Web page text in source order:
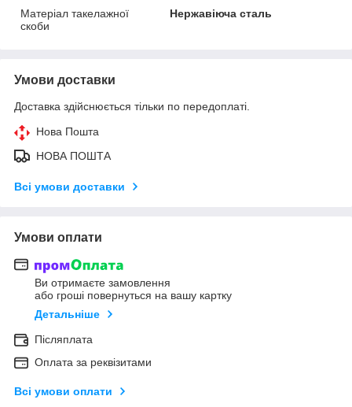
Матеріал такелажної
скоби
Нержавіюча сталь
Умови доставки
Доставка здійснюється тільки по передоплаті.
Нова Пошта
НОВА ПОШТА
Всі умови доставки
Умови оплати
Ви отримаєте замовлення
або гроші повернуться на вашу картку
Детальніше
Післяплата
Оплата за реквізитами
Всі умови оплати